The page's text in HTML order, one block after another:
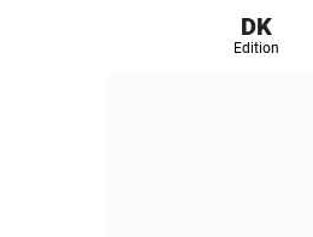
DK
Edition